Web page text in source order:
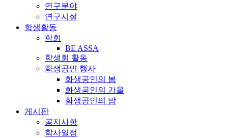
연구분야
연구시설
학생활동
학회
BE ASSA
학생회 활동
화생공인 행사
화생공인의 봄
화생공인의 가을
화생공인의 밤
게시판
공지사항
학사일정